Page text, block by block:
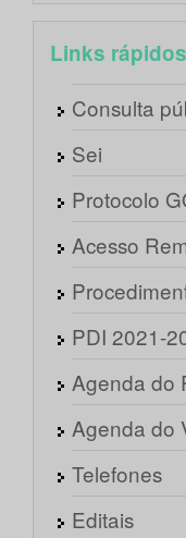
Links rápidos
Consulta
Sei
Protocolo
Acesso
PDI 2021-
Agenda do
Agenda do
Telefones
Editais